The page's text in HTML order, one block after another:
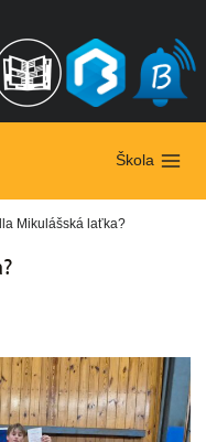
Škola
Mikulášská laťka?